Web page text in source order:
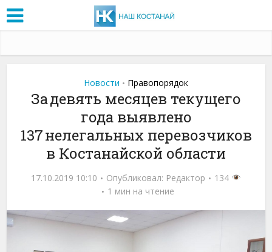
Новости • Правопорядок
За девять месяцев текущего
года выявлено
137 нелегальных перевозчиков
в Костанайской области
17.10.2019 10:10 Опубликовал: Редактор
134
1 мин на чтение